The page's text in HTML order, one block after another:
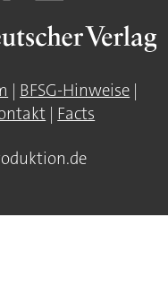
| BFSG-Hinweise |
| Facts